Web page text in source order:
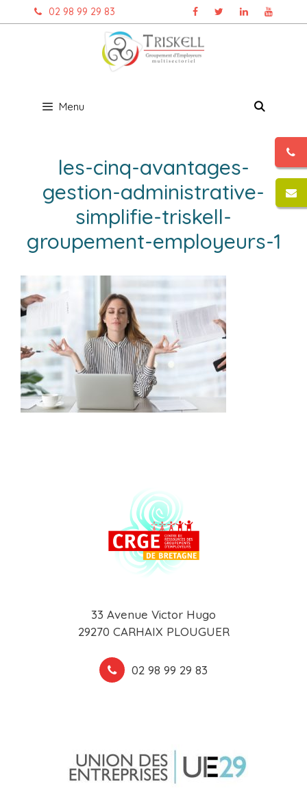
au
02 98 99 29 83
Menu
les-cinq-avantages-
gestion-administrative-
simplifie-triskell-
groupement-employeurs-1
33 Avenue Victor Hugo
29270 CARHAIX PLOUGUER
02 98 99 29 83